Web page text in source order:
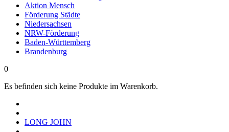
Aktion Mensch
Förderung Städte
Niedersachsen
NRW-Förderung
Baden-Württemberg
Brandenburg
0
Es befinden sich keine Produkte im Warenkorb.
LONG JOHN